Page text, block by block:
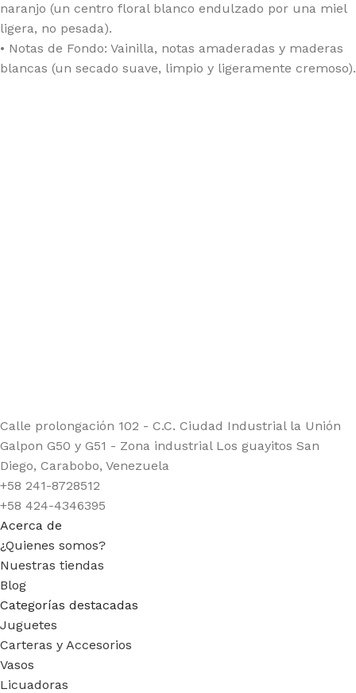
naranjo (un centro floral blanco endulzado por una miel
ligera, no pesada).
• Notas de Fondo: Vainilla, notas amaderadas y maderas
blancas (un secado suave, limpio y ligeramente cremoso).
Calle prolongación 102 - C.C. Ciudad Industrial la Unión
Galpon G50 y G51 - Zona industrial Los guayitos San
Diego, Carabobo, Venezuela
+58 241-8728512
+58 424-4346395
Acerca de
¿Quienes somos?
Nuestras tiendas
Blog
Categorías destacadas
Juguetes
Carteras y Accesorios
Vasos
Licuadoras